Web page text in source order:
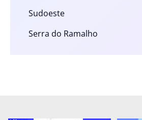
Sudoeste
Serra do Ramalho